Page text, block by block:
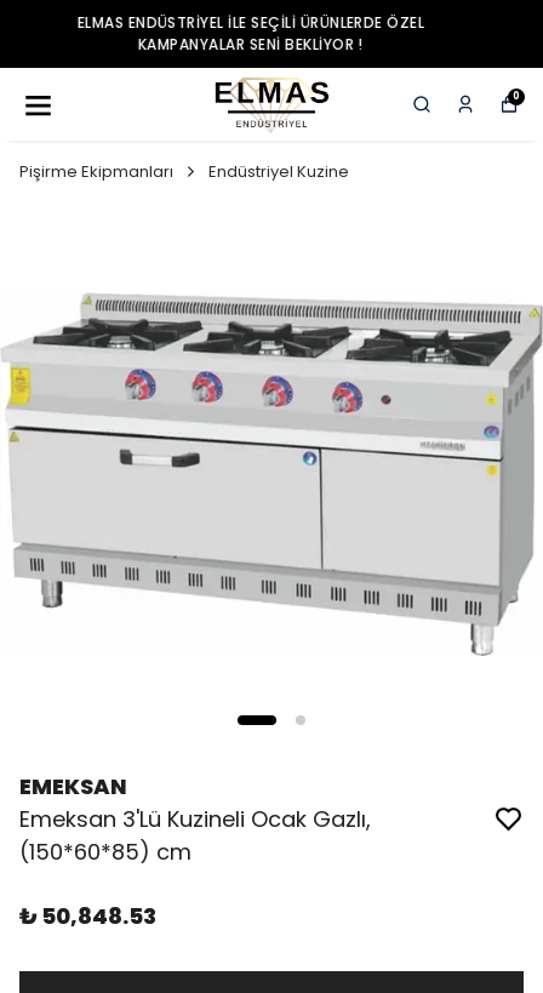
ELMAS ENDÜSTRIYEL ILE SEÇILI ÜRÜNLERDE ÖZEL
KAMPANYALAR SENI BEKLIYOR !
0
Pişirme Ekipmanları Endüstriyel Kuzine
EMEKSAN
Emeksan 3'Lü Kuzineli Ocak Gazlı,
(150*60*85) cm
₺ 50,848.53